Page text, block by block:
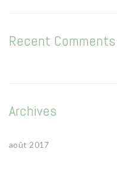
Recent Comments
Archives
août 2017